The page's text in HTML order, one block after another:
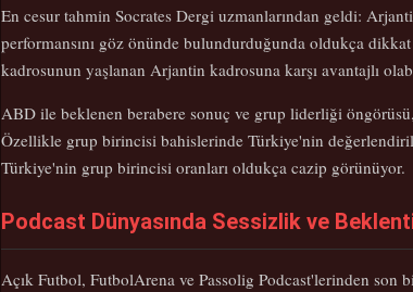
En cesur tahmin Socrates Dergi uzmanlarından geldi:
performansını göz önünde bulundurduğunda oldukça
kadrosunun yaşlanan Arjantin kadrosuna karşı avantajlı
ABD ile beklenen berabere sonuç ve grup liderliği
Özellikle grup birincisi bahislerinde Türkiye'nin
Türkiye'nin grup birincisi oranları oldukça cazip görünüyor.
Podcast Dünyasında Sessizlik ve
Açık Futbol, FutbolArena ve Passolig Podcast'lerinden son